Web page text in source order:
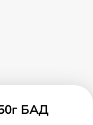
БАД